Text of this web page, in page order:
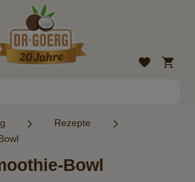
Wunschliste
Mein
Rezepte
Bowl